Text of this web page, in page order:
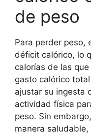
de peso
Para perder peso,
déficit calórico, lo
calorías de las
gasto calórico
ajustar su ingesta
actividad física
peso. Sin
manera